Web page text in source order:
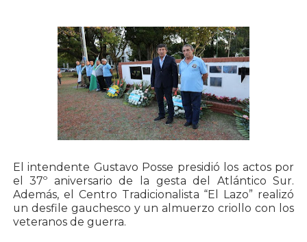
El intendente Gustavo Posse presidió los actos por
el 37º aniversario de la gesta del Atlántico Sur.
Además, el Centro Tradicionalista “El Lazo” realizó
un desfile gauchesco y un almuerzo criollo con los
veteranos de guerra.